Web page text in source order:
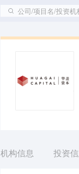
公司/项目名/投资机
机构信息 投资